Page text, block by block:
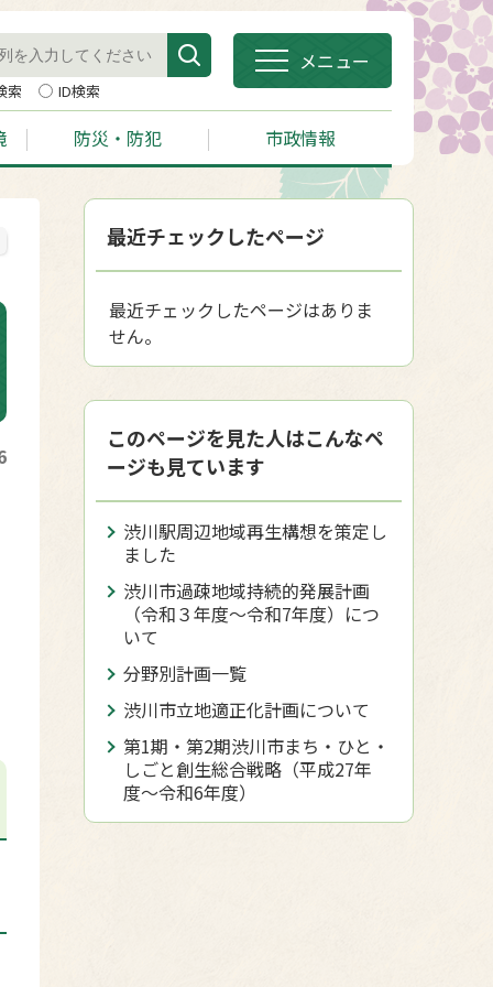
索 ID検索
メニュー
防災・防犯 市政情報
最近チェックしたページ
最近チェックしたページはありま
せん。
このページを見た人はこんなペ
ージも見ています
渋川駅周辺地域再生構想を策定し
ました
渋川市過疎地域持続的発展計画
（令和３年度〜令和7年度）につ
いて
分野別計画一覧
渋川市立地適正化計画について
第1期・第2期渋川市まち・ひと・
しごと創生総合戦略（平成27年
度〜令和6年度）